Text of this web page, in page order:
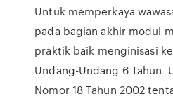
Untuk memperkaya
pada bagian akhir modul
praktik baik menginisasi
Undang-Undang 6 Tahun
Nomor 18 Tahun 2002